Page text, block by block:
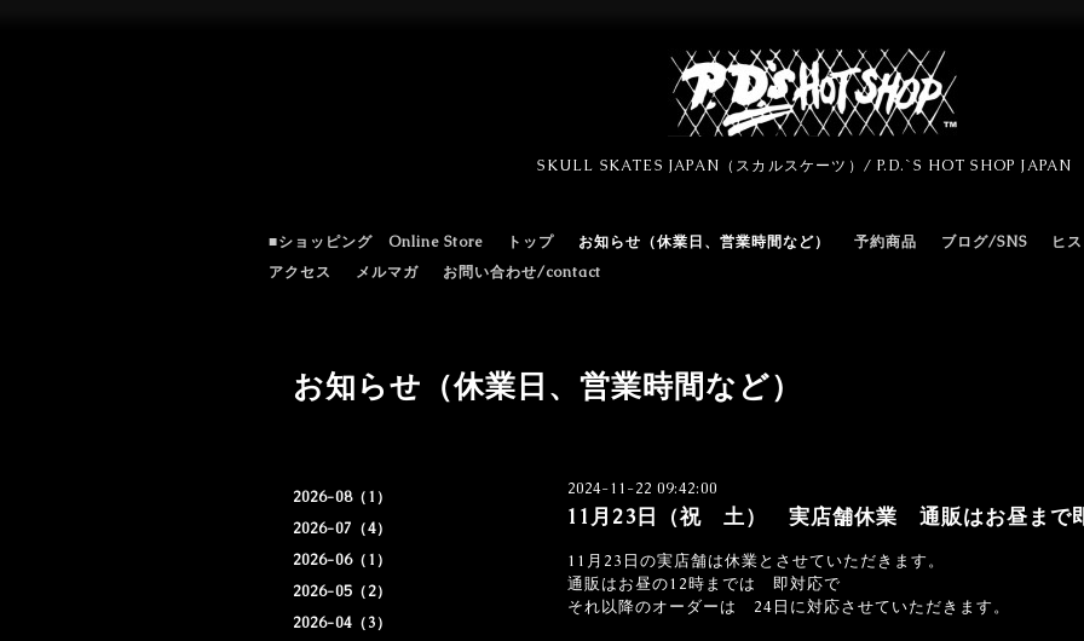
SKULL SKATES JAPAN（スカルスケーツ）/ P.D.`S HOT SHOP
■ショッピング Online Store トップ お知らせ（休業日、営業時間など） 予約商品 ブログ/SNS
ヒ
アクセス
メルマガ お問い合わせ/contact
2026-08（1）
2026-07（4）
2026-06（1）
2026-05（2）
2026-04（3）
お知らせ（休業日、営業時間など）
2024-11-22 09:42:00
11月23日（祝 土） 実店舗休業 通販はお昼まで
11月23日の実店舗は休業とさせていただきます。
通販はお昼の12時までは 即対応で
それ以降のオーダーは 24日に対応させていただきます。